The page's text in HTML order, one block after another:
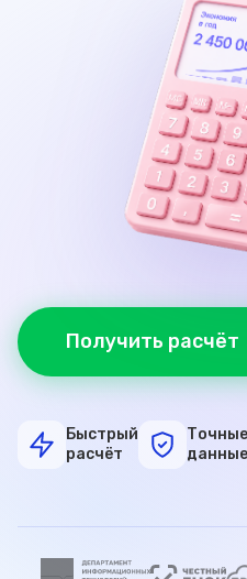
Получить расчёт
Быстрый
расчёт
Точные
данные